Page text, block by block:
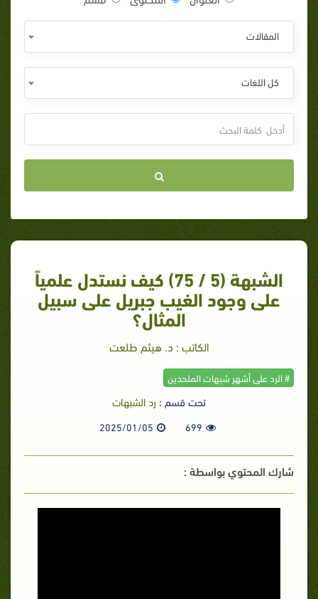
المقالات
كل اللغات
الشبهة (5 / 75) كيف نستدل علمياً
على وجود الغيب جبريل على سبيل
المثال؟
الكاتب : د. هيثم طلعت
# الرد على أشهر شبهات الملحدين
تحت قسم : رد الشبهات
699
2025/01/05
شارك المحتوي بواسطة :